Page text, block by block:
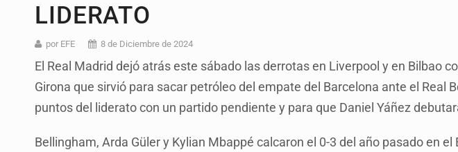
LIDERATO
por EFE 8 de Diciembre de 2024
El Real Madrid dejó atrás este sábado las derrotas en Liverpool y en Bilbao
Girona que sirvió para sacar petróleo del empate del Barcelona ante el Real
puntos del liderato con un partido pendiente y para que Daniel Yáñez
Bellingham, Arda Güler y Kylian Mbappé calcaron el 0-3 del año pasado en